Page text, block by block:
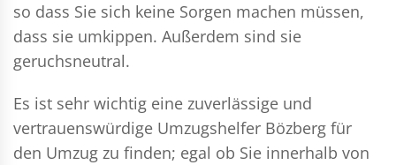
so dass Sie sich keine Sorgen machen müssen,
dass sie umkippen. Außerdem sind sie
geruchsneutral.
Es ist sehr wichtig eine zuverlässige und
vertrauenswürdige Umzugshelfer Bözberg für
den Umzug zu finden; egal ob Sie innerhalb von